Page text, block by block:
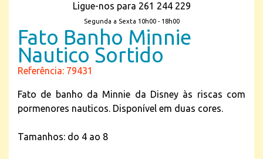
Ligue-nos para 261 244 229
Segunda a Sexta 10h00 - 18h00
Fato Banho Minnie
Nautico Sortido
Referência: 79431
Fato de banho da Minnie da Disney às riscas com
pormenores nauticos. Disponível em duas cores.
Tamanhos: do 4 ao 8